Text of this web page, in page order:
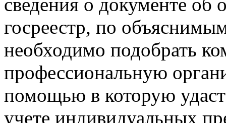
госреестр, по
необходимо подобрать
профессиональную
помощью в которую
учете индивидуальных